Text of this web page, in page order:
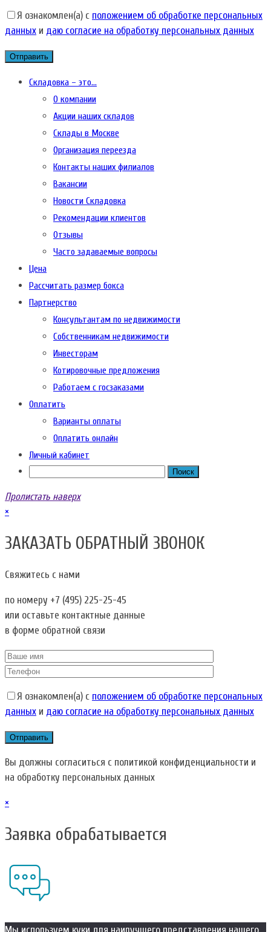
Я ознакомлен(а) с положением об обработке персональных
данных и даю согласие на обработку персональных данных
Складовка – это…
О компании
Акции наших складов
Склады в Москве
Организация переезда
Контакты наших филиалов
Вакансии
Новости Складовка
Рекомендации клиентов
Отзывы
Часто задаваемые вопросы
Цена
Рассчитать размер бокса
Партнерство
Консультантам по недвижимости
Собственникам недвижимости
Инвесторам
Котировочные предложения
Работаем с госзаказами
Оплатить
Варианты оплаты
Оплатить онлайн
Личный кабинет
Пролистать наверх
×
ЗАКАЗАТЬ ОБРАТНЫЙ ЗВОНОК
Свяжитесь с нами
по номеру +7 (495) 225-25-45
или оставьте контактные данные
в форме обратной связи
Я ознакомлен(а) с положением об обработке персональных
данных и даю согласие на обработку персональных данных
Вы должны согласиться с политикой конфиденциальности и
на обработку персональных данных
×
Заявка обрабатывается